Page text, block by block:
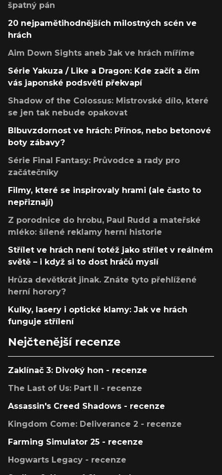
špatný pán
20 nejpamětihodnějších milostných scén ve
hrách
Aim Down Sights aneb Jak ve hrách míříme
Série Yakuza / Like a Dragon: Kde začít a čím
vás japonské podsvětí překvapí
Shadow of the Colossus: Mistrovské dílo, které
se jen tak nebude opakovat
Blbuvzdornost ve hrách: Přínos, nebo betonové
boty zábavy?
Série Final Fantasy: Průvodce a rady pro
začátečníky
Filmy, které se inspirovaly hrami (ale často to
nepřiznají)
Z porodnice do hrobu, Paul Rudd a mateřské
mléko: šílené reklamy herní historie
Střílet ve hrách není totéž jako střílet v reálném
světě – i když si to dost hráčů myslí
Hrůza devětkrát jinak. Znáte tyto přehlížené
herní horory?
Kulky, lasery i optické klamy: Jak ve hrách
funguje střílení
Nejčtenější recenze
Zaklínač 3: Divoký hon - recenze
The Last of Us: Part II - recenze
Assassin's Creed Shadows - recenze
Kingdom Come: Deliverance 2 - recenze
Farming Simulator 25 - recenze
Hogwarts Legacy - recenze